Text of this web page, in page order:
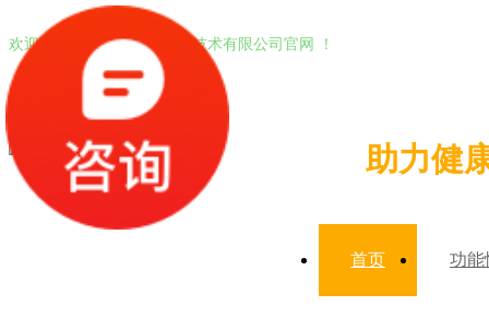
欢迎进入北京中农牧扬生物技术有限公司官网 ！
助力健
首页 功能